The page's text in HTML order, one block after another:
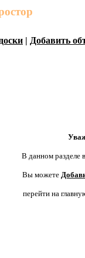
| Добавить
В данном разделе
Вы можете
перейти на